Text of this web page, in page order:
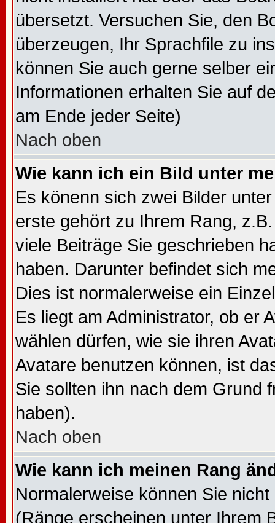
übersetzt. Versuchen Sie, den
überzeugen, Ihr Sprachfile zu
können Sie auch gerne selber
Informationen erhalten Sie auf
am Ende jeder Seite)
Nach oben
Wie kann ich ein Bild unter
Es könenn sich zwei Bilder
erste gehört zu Ihrem Rang,
viele Beiträge Sie geschrieben
haben. Darunter befindet sich
Dies ist normalerweise ein
Es liegt am Administrator, ob er
wählen dürfen, wie sie ihren
Avatare benutzen können, ist
Sie sollten ihn nach dem Grund
haben).
Nach oben
Wie kann ich meinen Rang
Normalerweise können Sie
(Ränge erscheinen unter Ihrem